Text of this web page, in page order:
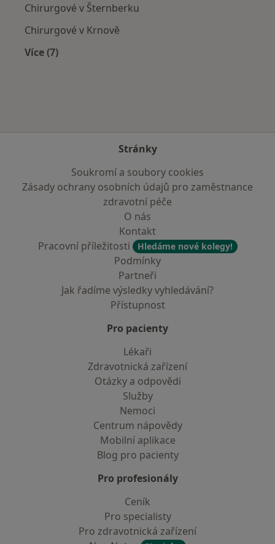
Chirurgové v Šternberku
Chirurgové v Krnově
Více (7)
Stránky
Soukromí a soubory cookies
Zásady ochrany osobních údajů pro zaměstnance
zdravotní péče
O nás
Kontakt
Pracovní příležitosti
Hledáme nové kolegy!
Podmínky
Partneři
Jak řadíme výsledky vyhledávání?
Přístupnost
Pro pacienty
Lékaři
Zdravotnická zařízení
Otázky a odpovědi
Služby
Nemoci
Centrum nápovědy
Mobilní aplikace
Blog pro pacienty
Pro profesionály
Ceník
Pro specialisty
Pro zdravotnická zařízení